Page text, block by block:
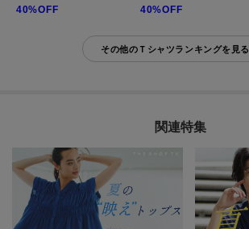
40%OFF
40%OFF
その他のＴシャツランキングを見る
関連特集